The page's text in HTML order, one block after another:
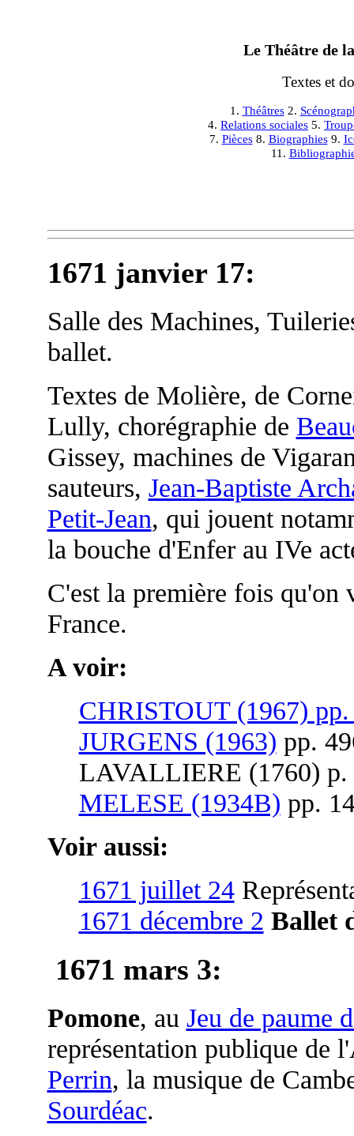
Le Théâtre de
Textes et
1. Théâtres2.
4. Relations sociales 5.
7. Pièces8. Biographies9.
11.
1671 janvier 17:
Salle des Machines,
ballet.
Textes de Molière, de
Lully, chorégraphie de
Gissey, machines de
sauteurs, Jean-Baptiste
Petit-Jean, qui jouent
la bouche d'Enfer au IVe
C'est la première fois qu'on
France.
A voir:
CHRISTOUT (1967)
JURGENS (1963) pp.
LAVALLIERE (1760) p.
MELESE (1934B) pp.
Voir aussi:
1671 juillet 24
1671 décembre 2 Ballet
1671 mars 3:
Pomone, au Jeu de paume
représentation publique de
Perrin, la musique de
Sourdéac.